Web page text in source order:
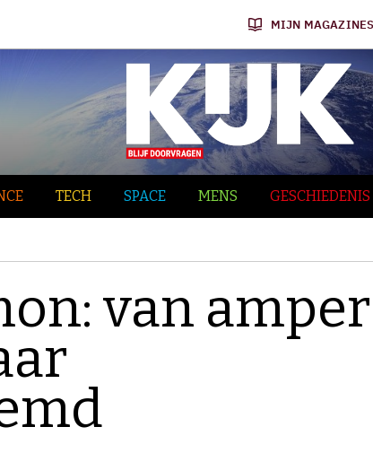
MIJN
TECH SPACE MENS GESCHIEDENIS
van amper